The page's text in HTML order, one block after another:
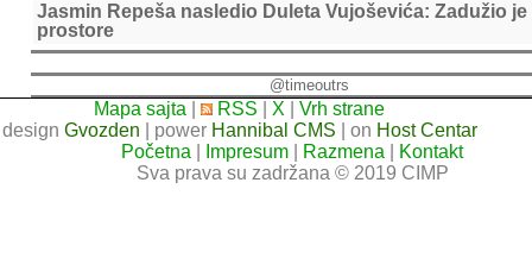
Jasmin Repeša nasledio Duleta Vujoševića: Zadužio je
prostore
@timeoutrs
Mapa sajta | RSS X |Vrh strane
design Gvozden | power Hannibal CMS | on Host Centar
Početna
Impresum Razmena
Kontakt
Sva prava su zadržana © 2019 CIMP